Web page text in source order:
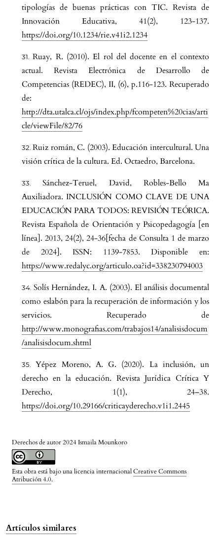
Derechos de autor 2024 Ismaila Mounkoro
Esta obra está bajo una licencia internacionalCreative Commons
Atribución 4.0.
tipologías de buenas prácticas con TIC. Revista de
Innovación Educativa, 41(2), 123-137.
https://doi.org/10.1234/rie.v41i2.1234
Ruay, R. (2010). El rol del docente en el contexto
actual. Revista Electrónica de Desarrollo de
Competencias (REDEC), II, (6), p.116-123. Recuperado
de:
http://dta.utalca.cl/ojs/index.php/fcompeten%20cias/arti
cle/viewFile/82/76
Ruiz román, C. (2003). Educación intercultural. Una
visión crítica de la cultura. Ed. Octaedro, Barcelona.
Sánchez-Teruel, David, Robles-Bello Ma
Auxiliadora. INCLUSIÓN COMO CLAVE DE UNA
EDUCACIÓN PARA TODOS: REVISIÓN TEÓRICA.
Revista Española de Orientación y Psicopedagogía [en
línea]. 2013, 24(2), 24-36[fecha de Consulta 1 de marzo
de 2024]. ISSN: 1139-7853. Disponible en:
https://www.redalyc.org/articulo.oa?id=338230794003
Solís Hernández, I. A. (2003). El análisis documental
como eslabón para la recuperación de información y los
servicios. Recuperado de
http://www.monografias.com/trabajos14/analisisdocum
/analisisdocum.shtml
Yépez Moreno, A. G. (2020). La inclusión, un
derecho en la educación. Revista Jurídica Crítica Y
Derecho, 1(1), 24–38.
https://doi.org/10.29166/criticayderecho.v1i1.2445
Artículos similares